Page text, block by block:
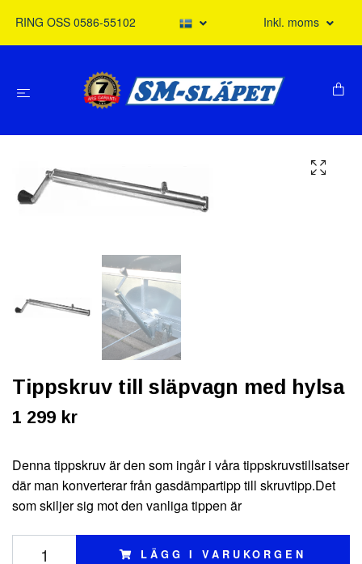
RING OSS 0586-55102 Inkl. moms
Tippskruv till släpvagn med hylsa
1 299 kr
Denna tippskruv är den som ingår i våra tippskruvstillsatser
där man konverterar från gasdämpartipp till skruvtipp.Det
som skiljer sig mot den vanliga tippen är
LÄGG I VARUKORGEN